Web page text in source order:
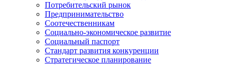
Потребительский рынок
Предпринимательство
Соотечественникам
Социально-экономическое развитие
Социальный паспорт
Стандарт развития конкуренции
Стратегическое планирование